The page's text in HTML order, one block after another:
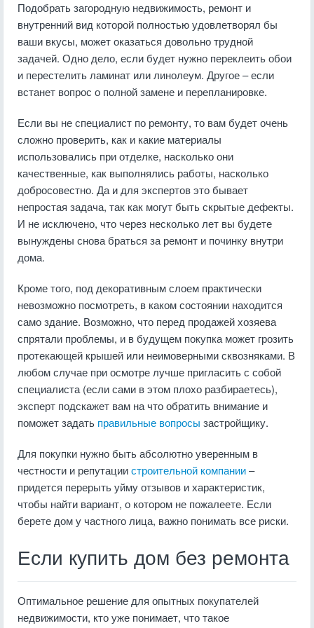
Подобрать загородную недвижимость, ремонт и
внутренний вид которой полностью удовлетворял бы
ваши вкусы, может оказаться довольно трудной
задачей. Одно дело, если будет нужно переклеить обои
и перестелить ламинат или линолеум. Другое – если
встанет вопрос о полной замене и перепланировке.
Если вы не специалист по ремонту, то вам будет очень
сложно проверить, как и какие материалы
использовались при отделке, насколько они
качественные, как выполнялись работы, насколько
добросовестно. Да и для экспертов это бывает
непростая задача, так как могут быть скрытые дефекты.
И не исключено, что через несколько лет вы будете
вынуждены снова браться за ремонт и починку внутри
дома.
Кроме того, под декоративным слоем практически
невозможно посмотреть, в каком состоянии находится
само здание. Возможно, что перед продажей хозяева
спрятали проблемы, и в будущем покупка может грозить
протекающей крышей или неимоверными сквозняками. В
любом случае при осмотре лучше пригласить с собой
специалиста (если сами в этом плохо разбираетесь),
эксперт подскажет вам на что обратить внимание и
поможет задать правильные вопросы застройщику.
Для покупки нужно быть абсолютно уверенным в
честности и репутациистроительной компании–
придется перерыть уйму отзывов и характеристик,
чтобы найти вариант, о котором не пожалеете. Если
берете дом у частного лица, важно понимать все риски.
Если купить дом без ремонта
Оптимальное решение для опытных покупателей
недвижимости, кто уже понимает, что такое